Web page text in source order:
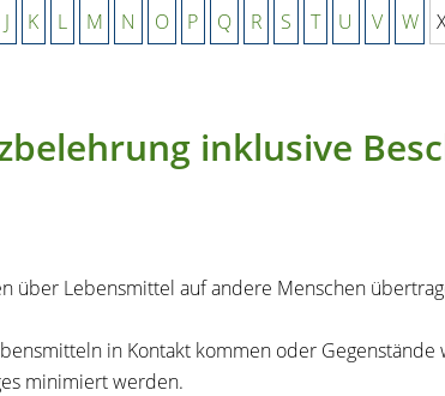
J K L M N O P Q R S T U V W
inklusive
über Lebensmittel auf andere Menschen
in Kontakt kommen oder Gegenstände
minimiert werden.